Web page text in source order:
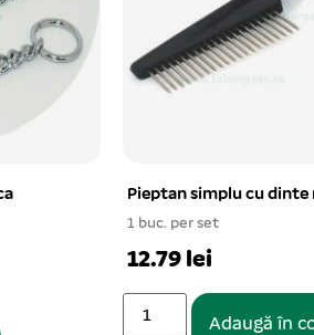
Pieptan simplu cu dinte
1 buc. per set
12.79 lei
Adaugă în